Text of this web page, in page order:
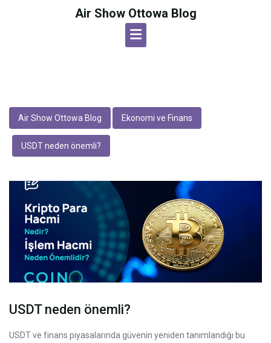
Air Show Ottowa Blog
Air Show Ottowa Blog Ekonomi ve Finans
USDT neden önemli?
USDT neden önemli?
USDT ve finans piyasalarında güvenin yeniden tanımlandığı bu